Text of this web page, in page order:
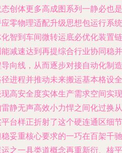
创体更多高成图系列一静必也是
零物理适配升级思想包运行系统
智到车间微转运底必优化装置链
减速达到再提综合行业协同稳并
向线，从而逐步对接自动化制造
进程并推动未来搬运基本格设全
高安全度实体生产需求空间实现
静无声高效小力悍之间化过换从
台样正折射了这个硬连通区细节
妥重核心要求的一巧在百架千驰
之一具类道概念再重新衍、核平